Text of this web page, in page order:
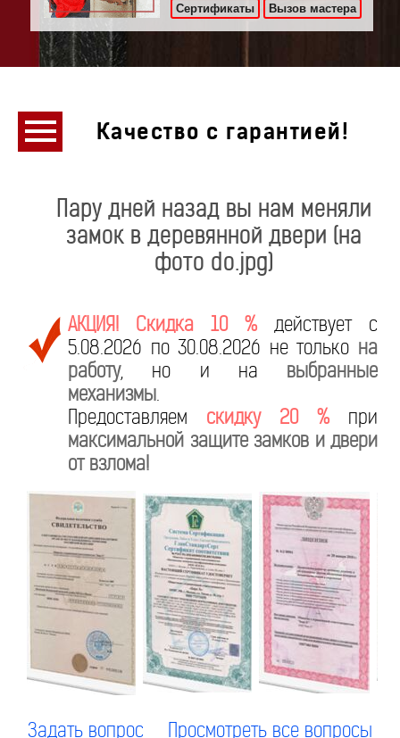
Сертификаты Вызов мастера
Качество с гарантией!
Пару дней назад вы нам меняли
замок в деревянной двери (на
фото do.jpg)
АКЦИЯ! Скидка 10 % действует с
5.08.2026 по 30.08.2026 не только на
работу, но и на выбранные
механизмы.
Предоставляем скидку 20 % при
максимальной защите замков и двери
от взлома!
Задать вопрос
Просмотреть все вопросы